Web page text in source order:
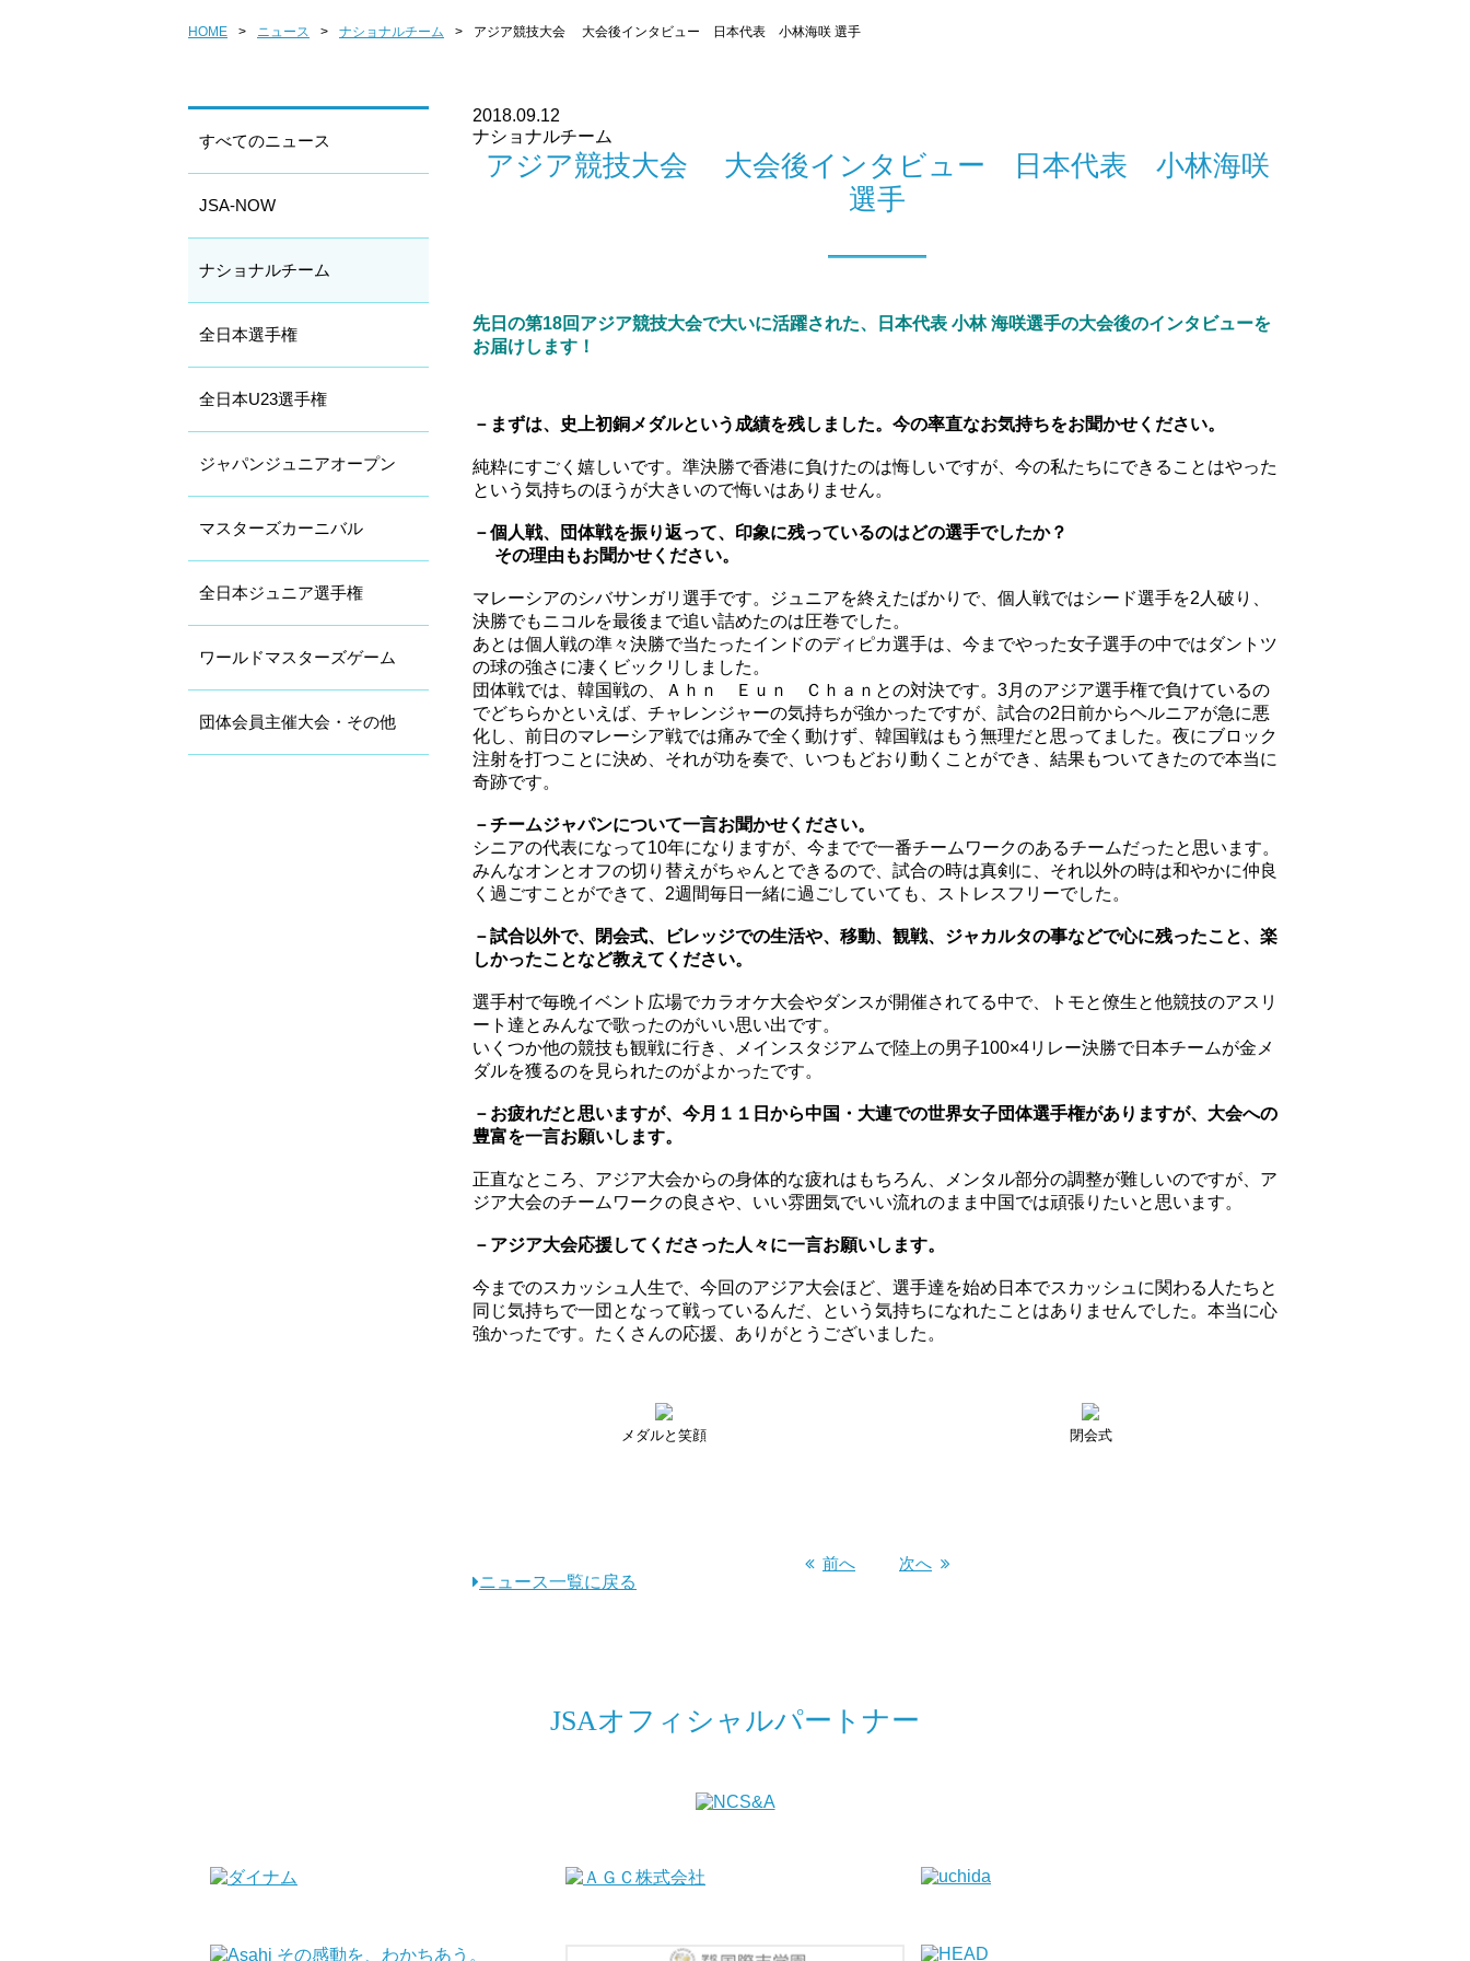
HOME > ニュース > ナショナルチーム > アジア競技大会 大会後インタビュー 日本代表 小林海咲 選手
2018.09.12
ナショナルチーム
アジア競技大会 大会後インタビュー 日本代表 小林海咲
選手
先日の第18回アジア競技大会で大いに活躍された、日本代表 小林 海咲選手の大会後のインタビューを
お届けします！
－まずは、史上初銅メダルという成績を残しました。今の率直なお気持ちをお聞かせください。
純粋にすごく嬉しいです。準決勝で香港に負けたのは悔しいですが、今の私たちにできることはやった
という気持ちのほうが大きいので悔いはありません。
－個人戦、団体戦を振り返って、印象に残っているのはどの選手でしたか？
その理由もお聞かせください。
マレーシアのシバサンガリ選手です。ジュニアを終えたばかりで、個人戦ではシード選手を2人破り、
決勝でもニコルを最後まで追い詰めたのは圧巻でした。
あとは個人戦の準々決勝で当たったインドのディピカ選手は、今までやった女子選手の中ではダントツ
の球の強さに凄くビックリしました。
団体戦では、韓国戦の、Ａｈｎ Ｅｕｎ Ｃｈａｎとの対決です。3月のアジア選手権で負けているの
でどちらかといえば、チャレンジャーの気持ちが強かったですが、試合の2日前からヘルニアが急に悪
化し、前日のマレーシア戦では痛みで全く動けず、韓国戦はもう無理だと思ってました。夜にブロック
注射を打つことに決め、それが功を奏で、いつもどおり動くことができ、結果もついてきたので本当に
奇跡です。
－チームジャパンについて一言お聞かせください。
シニアの代表になって10年になりますが、今までで一番チームワークのあるチームだったと思います。
みんなオンとオフの切り替えがちゃんとできるので、試合の時は真剣に、それ以外の時は和やかに仲良
く過ごすことができて、2週間毎日一緒に過ごしていても、ストレスフリーでした。
－試合以外で、閉会式、ビレッジでの生活や、移動、観戦、ジャカルタの事などで心に残ったこと、楽
しかったことなど教えてください。
選手村で毎晩イベント広場でカラオケ大会やダンスが開催されてる中で、トモと僚生と他競技のアスリ
ート達とみんなで歌ったのがいい思い出です。
いくつか他の競技も観戦に行き、メインスタジアムで陸上の男子100×4リレー決勝で日本チームが金メ
ダルを獲るのを見られたのがよかったです。
－お疲れだと思いますが、今月１１日から中国・大連での世界女子団体選手権がありますが、大会への
豊富を一言お願いします。
正直なところ、アジア大会からの身体的な疲れはもちろん、メンタル部分の調整が難しいのですが、ア
ジア大会のチームワークの良さや、いい雰囲気でいい流れのまま中国では頑張りたいと思います。
－アジア大会応援してくださった人々に一言お願いします。
今までのスカッシュ人生で、今回のアジア大会ほど、選手達を始め日本でスカッシュに関わる人たちと
同じ気持ちで一団となって戦っているんだ、という気持ちになれたことはありませんでした。本当に心
強かったです。たくさんの応援、ありがとうございました。
メダルと笑顔 閉会式
前へ
次へ
ニュース一覧に戻る
すべてのニュース
JSA-NOW
ナショナルチーム
全日本選手権
全日本U23選手権
ジャパンジュニアオープン
マスターズカーニバル
全日本ジュニア選手権
ワールドマスターズゲーム
団体会員主催大会・その他
JSAオフィシャルパートナー